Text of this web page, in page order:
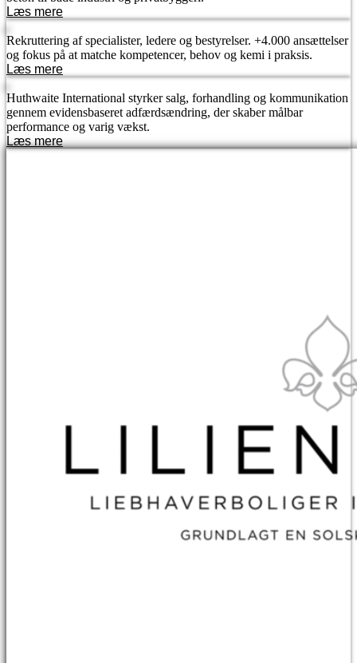
Læs mere
Rekruttering af specialister, ledere og bestyrelser. +4.000 ansættelser
og fokus på at matche kompetencer, behov og kemi i praksis.
Læs mere
Huthwaite International styrker salg, forhandling og kommunikation
gennem evidensbaseret adfærdsændring, der skaber målbar
performance og varig vækst.
Læs mere